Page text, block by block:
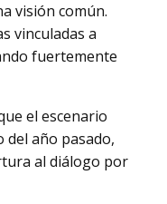
visión común.
vinculadas a
fuertemente
el escenario
del año pasado,
al diálogo por